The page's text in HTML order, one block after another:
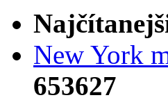
New York
653627